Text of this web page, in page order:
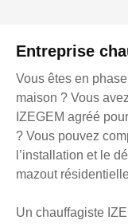
Entreprise
Vous êtes en
maison ? Vous
IZEGEM agréé
? Vous pouvez
l’installation et le
mazout
Un chauffagiste